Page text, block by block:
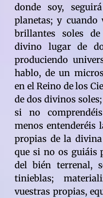
donde soy,
planetas; y cuando
brillantes soles
divino lugar de
produciendo
hablo, de un
en el Reino de los
de dos divinos
si no
menos entenderéis
propias de la
que si no os guiáis
del bién terrenal,
tinieblas;
vuestras propias,